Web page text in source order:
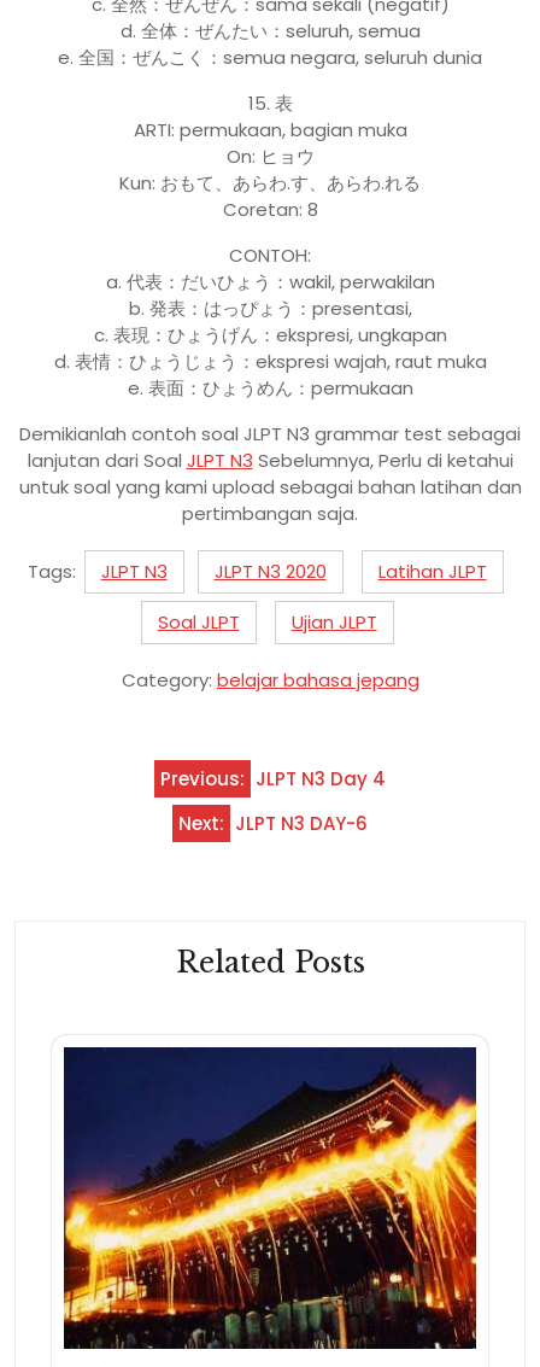
d. 全体：ぜんたい：seluruh, semua
e. 全国：ぜんこく：semua negara, seluruh dunia
15. 表
ARTI: permukaan, bagian muka
On: ヒョウ
Kun: おもて、あらわ.す、あらわ.れる
Coretan: 8
CONTOH:
a. 代表：だいひょう：wakil, perwakilan
b. 発表：はっぴょう：presentasi,
c. 表現：ひょうげん：ekspresi, ungkapan
d. 表情：ひょうじょう：ekspresi wajah, raut muka
e. 表面：ひょうめん：permukaan
Demikianlah contoh soal JLPT N3 grammar test sebagai
lanjutan dari Soal JLPT N3 Sebelumnya, Perlu di ketahui
untuk soal yang kami upload sebagai bahan latihan dan
pertimbangan saja.
Tags: JLPT N3 JLPT N3 2020
Latihan JLPT
Soal JLPT
Ujian JLPT
Category: belajar bahasa jepang
Previous: JLPT N3 Day 4
Next: JLPT N3 DAY-6
Related Posts